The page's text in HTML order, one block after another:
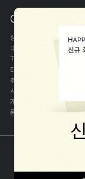
COMPANY INFO
상호
(주)
대표
이화
TEL
E-MAIL
주소
사업자등록번호
개인정보관리자
이화
통신판매신고번호
제